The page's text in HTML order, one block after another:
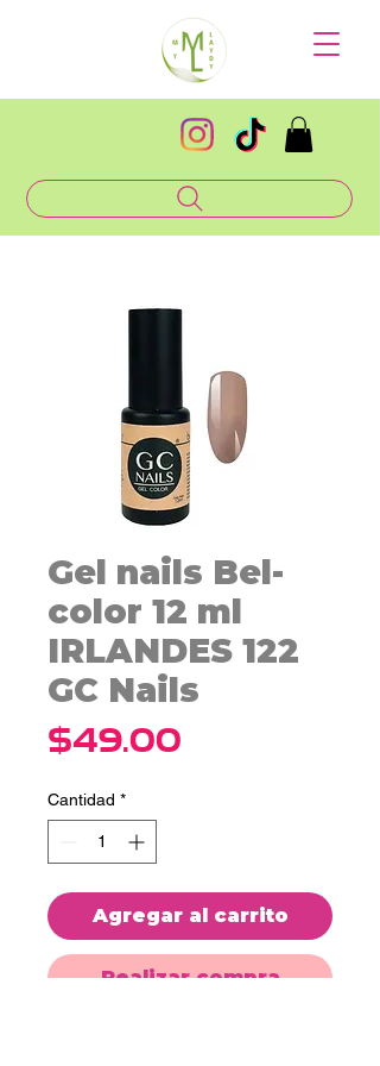
Gel nails Bel-
color 12 ml
IRLANDES 122
GC Nails
$49.00
Cantidad *
Agregar al carrito
Realizar compra